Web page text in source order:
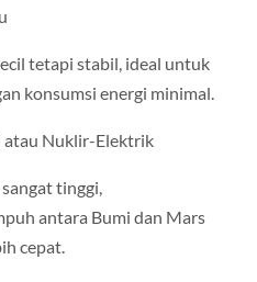
tetapi stabil, ideal untuk
konsumsi energi minimal.
atau Nuklir-Elektrik
tinggi,
antara Bumi dan Mars
cepat.